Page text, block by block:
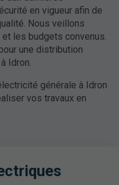
en vigueur afin de
Nous veillons
les budgets convenus.
une distribution
Idron.
générale à Idron
vos travaux en